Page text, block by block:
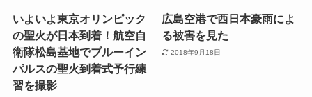
いよいよ東京オリンピック
の聖火が日本到着！航空自
衛隊松島基地でブルーイン
パルスの聖火到着式予行練
習を撮影
広島空港で西日本豪雨によ
る被害を見た
2018年9月18日